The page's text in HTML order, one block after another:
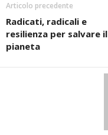
Articolo precedente
Radicati, radicali e
resilienza per salvare il
pianeta